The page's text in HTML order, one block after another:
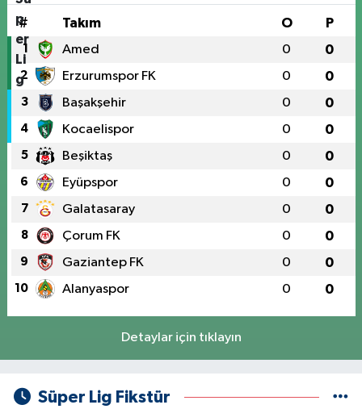
# Takım O P
1 Amed 0 0
2 Erzurumspor FK 0 0
3 Başakşehir 0 0
4 Kocaelispor 0 0
5 Beşiktaş 0 0
6 Eyüpspor 0 0
7 Galatasaray 0 0
8 Çorum FK 0 0
9 Gaziantep FK 0 0
10 Alanyaspor 0 0
Detaylar için tıklayın
Süper Lig Fikstür